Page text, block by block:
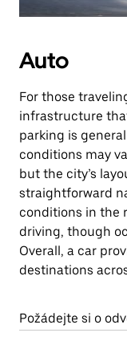
Auto
For those
infrastructure
parking is
conditions may
but the city’s
straightforward
conditions in the
driving, though
Overall, a car
destinations
Požádejte si o